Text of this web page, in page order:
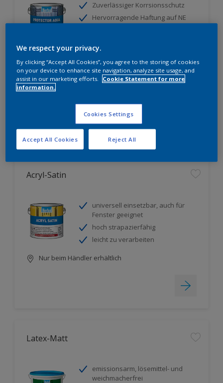
Zuverlässiger Korrsionsschutz
Hervorragende Haftung auf NE
Hohe optimale
Farbtonbeständigkeit (nach BFS-
Merkblatt Nr. 26 Klasse A) durch
Acryl-Bindemittel
Nur beim Händler erhältlich
Acryl-Satin
universell einsetzbar, auch für
Fenster geeignet
hoch strapazierfähig
leicht zu verarbeiten
Nur beim Händler erhältlich
Latex-Matt
emissionsarm, lösemittel- und
weichmacherfrei
We respect your privacy.
By clicking “Accept All Cookies”, you agree to the storing of cookies
on your device to enhance site navigation, analyze site usage, and
assist in our marketing efforts.
Cookie Statement for more
information.
Cookies Settings
Reject All
Accept All Cookies